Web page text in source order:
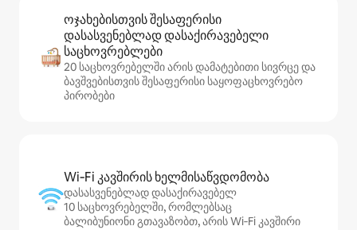
ოჯახებისთვის შესაფერისი
დასასვენებლად დასაქირავებელი
საცხოვრებლები
20 საცხოვრებელში არის დამატებითი სივრცე და
ბავშვებისთვის შესაფერისი საყოფაცხოვრებო
პირობები
Wi‑Fi კავშირის ხელმისაწვდომობა
დასასვენებლად დასაქირავებელ
10 საცხოვრებელში, რომლებსაც
ბალიბუნიონი გთავაზობთ, არის Wi‑Fi კავშირი